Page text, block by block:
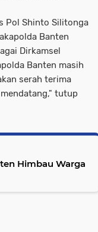
Pol Shinto Silitonga
Banten
Dirkamsel
Banten masih
serah terima
tutup
Himbau Warga